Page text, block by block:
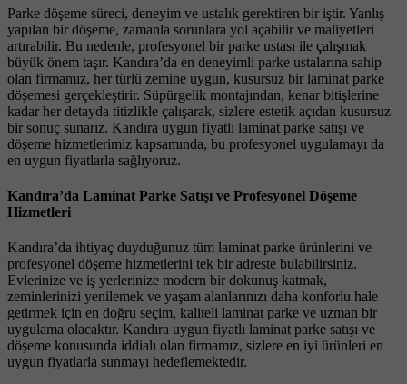
Parke döşeme süreci, deneyim ve ustalık gerektiren bir iştir. Yanlış
yapılan bir döşeme, zamanla sorunlara yol açabilir ve maliyetleri
artırabilir. Bu nedenle, profesyonel bir parke ustası ile çalışmak
büyük önem taşır. Kandıra’da en deneyimli parke ustalarına sahip
olan firmamız, her türlü zemine uygun, kusursuz bir laminat parke
döşemesi gerçekleştirir. Süpürgelik montajından, kenar bitişlerine
kadar her detayda titizlikle çalışarak, sizlere estetik açıdan kusursuz
bir sonuç sunarız. Kandıra uygun fiyatlı laminat parke satışı ve
döşeme hizmetlerimiz kapsamında, bu profesyonel uygulamayı da
en uygun fiyatlarla sağlıyoruz.
Kandıra’da Laminat Parke Satışı ve Profesyonel Döşeme
Hizmetleri
Kandıra’da ihtiyaç duyduğunuz tüm laminat parke ürünlerini ve
profesyonel döşeme hizmetlerini tek bir adreste bulabilirsiniz.
Evlerinize ve iş yerlerinize modern bir dokunuş katmak,
zeminlerinizi yenilemek ve yaşam alanlarınızı daha konforlu hale
getirmek için en doğru seçim, kaliteli laminat parke ve uzman bir
uygulama olacaktır. Kandıra uygun fiyatlı laminat parke satışı ve
döşeme konusunda iddialı olan firmamız, sizlere en iyi ürünleri en
uygun fiyatlarla sunmayı hedeflemektedir.